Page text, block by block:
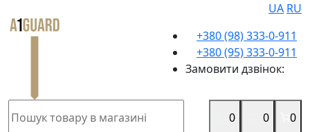
UA RU
+380 (98) 333-0-911
+380 (95) 333-0-911
Замовити дзвінок:
0 0
0